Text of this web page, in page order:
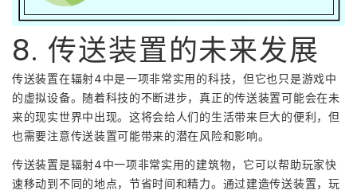
8. 传送装置的未来发展
传送装置在辐射4中是一项非常实用的科技，但它也只是游戏中
的虚拟设备。随着科技的不断进步，真正的传送装置可能会在未
来的现实世界中出现。这将会给人们的生活带来巨大的便利，但
也需要注意传送装置可能带来的潜在风险和影响。
传送装置是辐射4中一项非常实用的建筑物，它可以帮助玩家快
速移动到不同的地点，节省时间和精力。通过建造传送装置，玩